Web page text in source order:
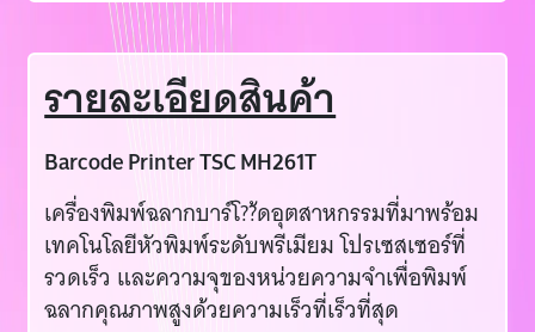
รายละเอียดสินค้า
Barcode Printer TSC MH261T
เครื่องพิมพ์ฉลากบาร์โ??้ดอุตสาหกรรมที่มาพร้อม
เทคโนโลยีหัวพิมพ์ระดับพรีเมียม โปรเซสเซอร์ที่
รวดเร็ว และความจุของหน่วยความจำเพื่อพิมพ์
ฉลากคุณภาพสูงด้วยความเร็วที่เร็วที่สุด